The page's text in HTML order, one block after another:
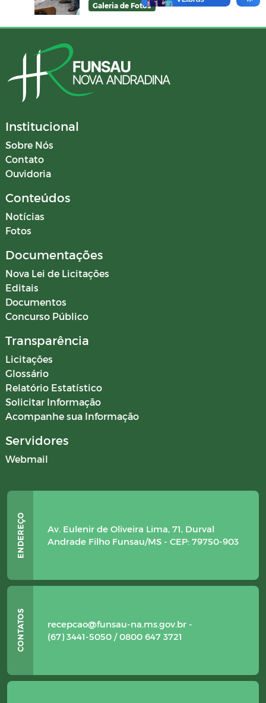
Galeria de Fotos
Institucional
Sobre Nós
Contato
Ouvidoria
Conteúdos
Notícias
Fotos
Documentações
Nova Lei de Licitações
Editais
Documentos
Concurso Público
Transparência
Licitações
Glossário
Relatório Estatístico
Solicitar Informação
Acompanhe sua Informação
Servidores
Webmail
Av. Eulenir de Oliveira Lima, 71, Durval
Andrade Filho Funsau/MS - CEP: 79750-903
recepcao@funsau-na.ms.gov.br -
(67) 3441-5050 / 0800 647 3721